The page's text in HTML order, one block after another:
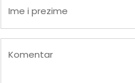
Ime i prezime
Komentar